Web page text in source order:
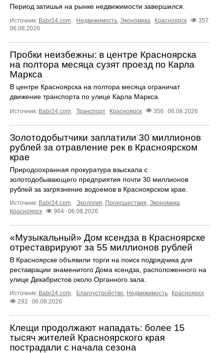
Период затишья на рынке недвижимости завершился.
Источник: Babr24.com. Недвижимость, Экономика Красноярск
357
06.08.2026
Пробки неизбежны: в центре Красноярска
на полтора месяца сузят проезд по Карла
Маркса
В центре Красноярска на полтора месяца ограничат
движение транспорта по улице Карла Маркса.
Источник: Babr24.com Транспорт Красноярск 356 06.08.2026
Золотодобытчики заплатили 30 миллионов
рублей за отравление рек в Красноярском
крае
Природоохранная прокуратура взыскала с
золотодобывающего предприятия почти 30 миллионов
рублей за загрязнение водоемов в Красноярском крае.
Источник: Babr24.com Экология Происшествия Экономика
Красноярск
964 06.08.2026
«Музыкальный» Дом ксендза в Красноярске
отреставрируют за 55 миллионов рублей
В Красноярске объявили торги на поиск подрядчика для
реставрации знаменитого Дома ксендза, расположенного на
улице Декабристов около Органного зала.
Источник: Babr24.com Благоустройство Недвижимость
Красноярск
292
06.08.2026
Клещи продолжают нападать: более 15
тысяч жителей Красноярского края
пострадали с начала сезона